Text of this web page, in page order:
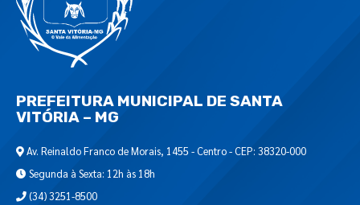
PREFEITURA MUNICIPAL DE SANTA
VITÓRIA – MG
Av. Reinaldo Franco de Morais, 1455 - Centro - CEP: 38320-000
Segunda à Sexta: 12h às 18h
(34) 3251-8500